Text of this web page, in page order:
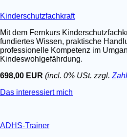
Kinderschutzfachkraft
Mit dem Fernkurs
fundiertes Wissen, praktische
professionelle Kompetenz im
Kindeswohlgefährdung.
698,00 EUR (incl. 0% USt. zzgl.
Das interessiert mich
ADHS-Trainer